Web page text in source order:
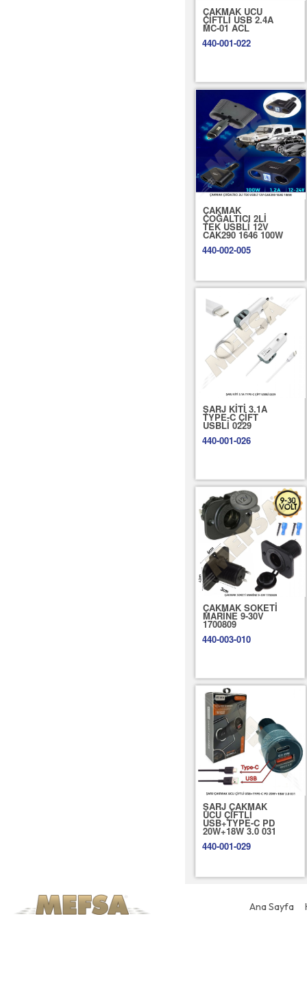
ÇAKMAK UCU
ÇİFTLİ USB 2.4A
MC-01 ACL
440-001-022
ÇAKMAK
ÇOĞALTICI 2Lİ
TEK USBLİ 12V
CAK290 1646 100W
440-002-005
ŞARJ KİTİ 3.1A
TYPE-C ÇİFT
USBLİ 0229
440-001-026
ÇAKMAK SOKETİ
MARİNE 9-30V
1700809
440-003-010
ŞARJ ÇAKMAK
UCU ÇİFTLİ
USB+TYPE-C PD
20W+18W 3.0 031
440-001-029
Ana Sayfa